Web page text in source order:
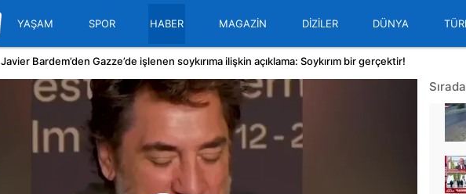
YAŞAM SPOR HABER MAGAZİN DİZİLER DÜNYA
Javier Bardem’den Gazze’de işlenen soykırıma ilişkin açıklama: Soykırım bir gerçektir!